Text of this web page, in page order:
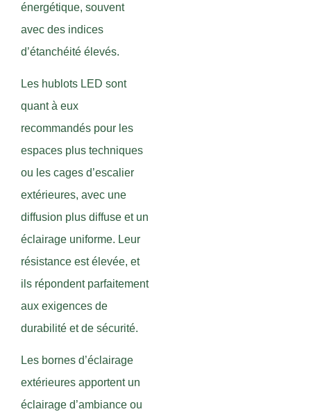
énergétique, souvent
avec des indices
d’étanchéité élevés.
Les hublots LED sont
quant à eux
recommandés pour les
espaces plus techniques
ou les cages d’escalier
extérieures, avec une
diffusion plus diffuse et un
éclairage uniforme. Leur
résistance est élevée, et
ils répondent parfaitement
aux exigences de
durabilité et de sécurité.
Les bornes d’éclairage
extérieures apportent un
éclairage d’ambiance ou